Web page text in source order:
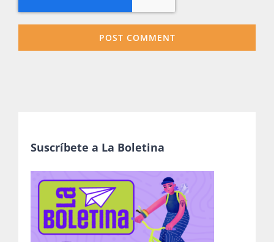
Suscríbete a La Boletina